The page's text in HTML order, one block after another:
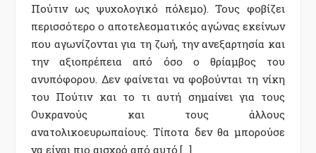
Πούτιν ως ψυχολογικό πόλεμο). Τους φοβίζει
περισσότερο ο αποτελεσματικός αγώνας εκείνων
που αγωνίζονται για τη ζωή, την ανεξαρτησία και
την αξιοπρέπεια από όσο ο θρίαμβος του
ανυπόφορου. Δεν φαίνεται να φοβούνται τη νίκη
του Πούτιν και το τι αυτή σημαίνει για τους
Ουκρανούς και τους άλλους
ανατολικοευρωπαίους. Τίποτα δεν θα μπορούσε
να είναι πιο αισχρό από αυτό.[…]